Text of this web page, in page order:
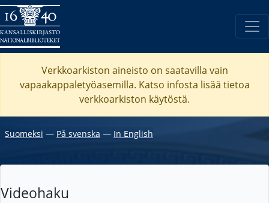
Verkkoarkiston aineisto on saatavilla vain
vapaakappaletyöasemilla. Katso infosta lisää tietoa
verkkoarkiston käytöstä.
Suomeksi ― På svenska ― In English
Videohaku